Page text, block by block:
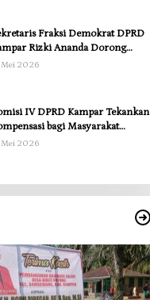
Fraksi Demokrat DPRD
Rizki Ananda Dorong
Lingkungan dan
Mei 2026
IV DPRD Kampar Tekankan
bagi Masyarakat
Mei 2026